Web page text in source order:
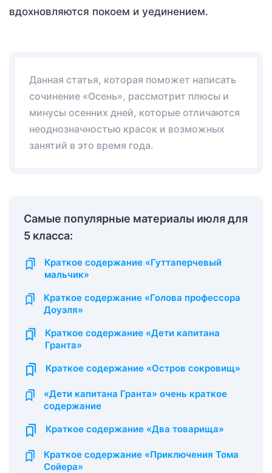
вдохновляются покоем и уединением.
Данная статья, которая поможет написать
сочинение «Осень», рассмотрит плюсы и
минусы осенних дней, которые отличаются
неоднозначностью красок и возможных
занятий в это время года.
Самые популярные материалы июля для
5 класса:
Краткое содержание «Гуттаперчевый
мальчик»
Краткое содержание «Голова профессора
Доуэля»
Краткое содержание «Дети капитана
Гранта»
Краткое содержание «Остров сокровищ»
«Дети капитана Гранта» очень краткое
содержание
Краткое содержание «Два товарища»
Краткое содержание «Приключения Тома
Сойера»